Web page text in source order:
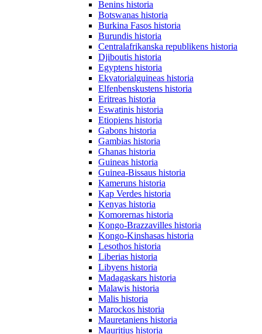
Benins historia
Botswanas historia
Burkina Fasos historia
Burundis historia
Centralafrikanska republikens historia
Djiboutis historia
Egyptens historia
Ekvatorialguineas historia
Elfenbenskustens historia
Eritreas historia
Eswatinis historia
Etiopiens historia
Gabons historia
Gambias historia
Ghanas historia
Guineas historia
Guinea-Bissaus historia
Kameruns historia
Kap Verdes historia
Kenyas historia
Komorernas historia
Kongo-Brazzavilles historia
Kongo-Kinshasas historia
Lesothos historia
Liberias historia
Libyens historia
Madagaskars historia
Malawis historia
Malis historia
Marockos historia
Mauretaniens historia
Mauritius historia